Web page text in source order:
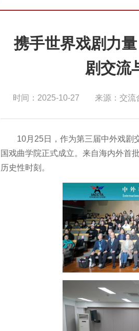
携手世界戏剧力
剧交流
时间：2025-10-27 来源：交流
10月25日，作为第三届中外戏剧
国戏曲学院正式成立。来自海内外首
历史性时刻。